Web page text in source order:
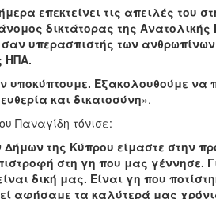
επεκτείνει τις απειλές του
δικτάτορας της
σαν υπερασπιστής των
ΗΠΑ.
υποκύπτουμε. Εξακολουθούμε
και δικαιοσύνη».
Παναγίδη τόνισε:
της Κύπρου είμαστε στην
στη γη που μας γέννησε.
δική μας. Είναι γη που
αφήσαμε τα καλύτερά μας